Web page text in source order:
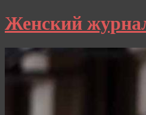
Женский